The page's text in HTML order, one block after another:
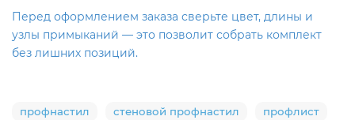
Перед оформлением заказа сверьте цвет, длины и
узлы примыканий — это позволит собрать комплект
без лишних позиций.
профнастил стеновой профнастил профлист